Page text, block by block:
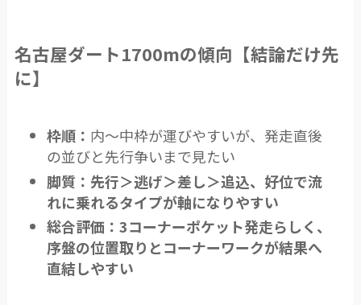
名古屋ダート1700mの傾向【結論だけ先
に】
枠順： 内〜中枠が運びやすいが、発走直後
の並びと先行争いまで見たい
脚質： 先行＞逃げ＞差し＞追込、好位で流
れに乗れるタイプが軸になりやすい
総合評価：3コーナーポケット発走らしく、
序盤の位置取りとコーナーワークが結果へ
直結しやすい